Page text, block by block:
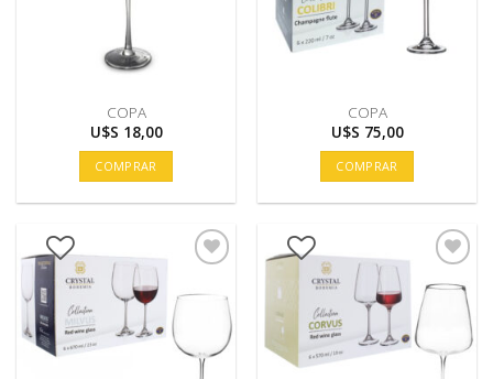
COPA
U$S 18,00
COMPRAR
COPA
U$S 75,00
COMPRAR